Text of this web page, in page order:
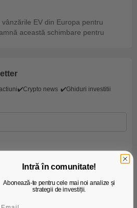
EV din Europa pentru
această schimbare pentru
✔️Crypto news ✔️Ghiduri investitii
Intră în comunitate!
Abonează-te pentru cele mai noi analize și
strategii de investiții.